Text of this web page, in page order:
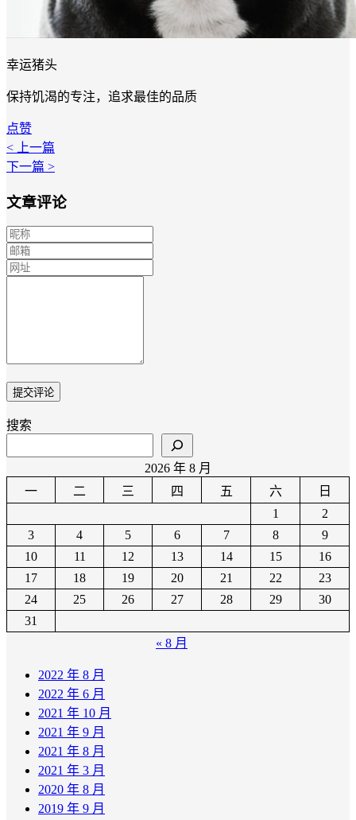
幸运猪头
保持饥渴的专注，追求最佳的品质
点赞
< 上一篇
下一篇 >
文章评论
搜索
2026 年 8 月
一
二 三 四 五 六
日
1
2
3
4 5 6 7 8
9
10
11 12 13 14 15
16
17
18 19 20 21 22
23
24
25 26 27 28 29
30
31
« 8 月
2022 年 8 月
2022 年 6 月
2021 年 10 月
2021 年 9 月
2021 年 8 月
2021 年 3 月
2020 年 8 月
2019 年 9 月